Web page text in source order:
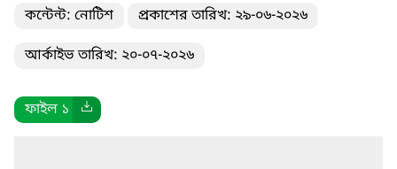
কন্টেন্ট: নোটিশ প্রকাশের তারিখ: ২৯-০৬-২০২৬
আর্কাইভ তারিখ: ২০-০৭-২০২৬
ফাইল ১